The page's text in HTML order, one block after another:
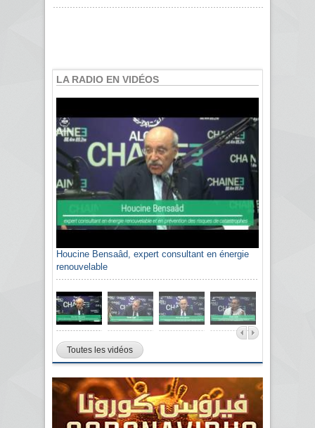
LA RADIO EN VIDÉOS
Houcine Bensaâd, expert consultant en énergie
renouvelable
Toutes les vidéos